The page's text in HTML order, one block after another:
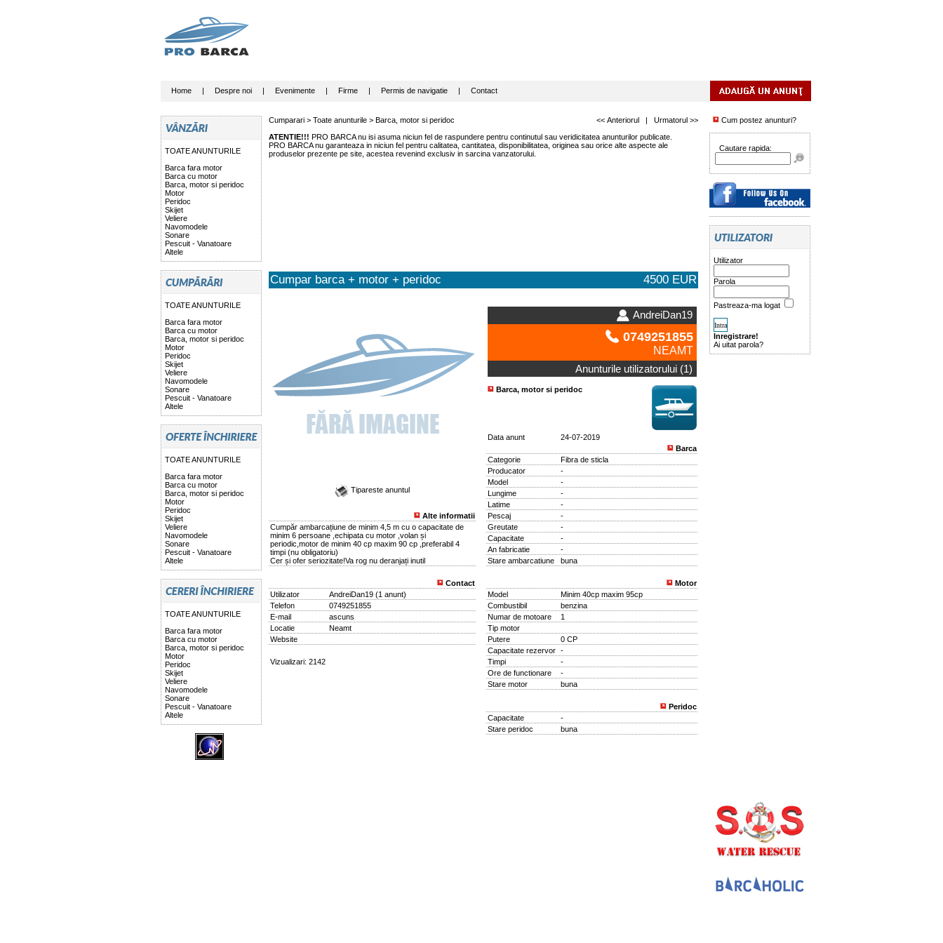
Home| Despre noi| Evenimente| Firme| Permis de navigatie| Contact
TOATE ANUNTURILE
Barca fara motor
Barca cu motor
Barca, motor si peridoc
Motor
Peridoc
Skijet
Veliere
Navomodele
Sonare
Pescuit - Vanatoare
Altele
TOATE ANUNTURILE
Barca fara motor
Barca cu motor
Barca, motor si peridoc
Motor
Peridoc
Skijet
Veliere
Navomodele
Sonare
Pescuit - Vanatoare
Altele
TOATE ANUNTURILE
Barca fara motor
Barca cu motor
Barca, motor si peridoc
Motor
Peridoc
Skijet
Veliere
Navomodele
Sonare
Pescuit - Vanatoare
Altele
TOATE ANUNTURILE
Barca fara motor
Barca cu motor
Barca, motor si peridoc
Motor
Peridoc
Skijet
Veliere
Navomodele
Sonare
Pescuit - Vanatoare
Altele
Cumparari > Toate anunturile> Barca, motor si peridoc << Anteriorul| Urmatorul >>
ATENTIE!!! PRO BARCA nu isi asuma niciun fel de raspundere pentru continutul sau veridicitatea anunturilor publicate.
PRO BARCA nu garanteaza in niciun fel pentru calitatea, cantitatea, disponibilitatea, originea sau orice alte aspecte ale
produselor prezente pe site, acestea revenind exclusiv in sarcina vanzatorului.
Cumpar barca + motor + peridoc 4500 EUR
Tipareste anuntul
Alte informatii
Cumpăr ambarcațiune de minim 4,5 m cu o capacitate de
minim 6 persoane ,echipata cu motor ,volan și
periodic,motor de minim 40 cp maxim 90 cp ,preferabil 4
timpi (nu obligatoriu)
Cer și ofer seriozitate!Va rog nu deranjați inutil
Contact
Utilizator
AndreiDan19(1 anunt)
Telefon
0749251855
E-mail
ascuns
Locatie
Neamt
Website
Vizualizari: 2142
AndreiDan19
0749251855
NEAMT
Anunturile utilizatorului (1)
Barca, motor si peridoc
Data anunt
24-07-2019
Barca
Categorie
Fibra de sticla
Producator
-
Model
-
Lungime
-
Latime
-
Pescaj
-
Greutate
-
Capacitate
-
An fabricatie
-
Stare ambarcatiune
buna
Motor
Model
Minim 40cp maxim 95cp
Combustibil
benzina
Numar de motoare
1
Tip motor
Putere
0 CP
Capacitate rezervor
-
Timpi
-
Ore de functionare
-
Stare motor
buna
Peridoc
Capacitate
-
Stare peridoc
buna
Cum postez anunturi?
Cautare rapida:
Utilizator
Parola
Pastreaza-ma logat
Inregistrare!
Ai uitat parola?